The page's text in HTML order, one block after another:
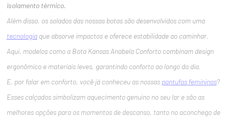
isolamento térmico.
Além disso, os solados das nossas botas são desenvolvidos com uma
tecnologiaque absorve impactos e oferece estabilidade ao caminhar.
Aqui, modelos como a Bota Kansas Anabela Conforto combinam design
ergonômico e materiais leves, garantindo conforto ao longo do dia.
E, por falar em conforto, você já conheceu as nossas pantufas femininas?
Esses calçados simbolizam aquecimento genuíno no seu lar e são as
melhores opções para os momentos de descanso, tanto no aconchego de